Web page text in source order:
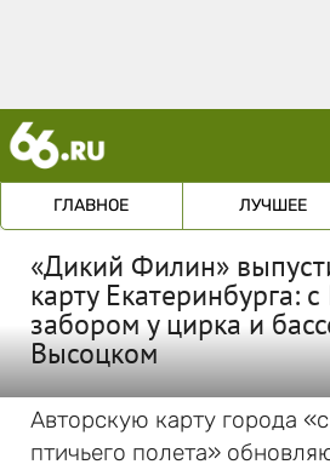
ГЛАВНОЕ ЛУЧШЕЕ
«Дикий Филин»
карту Екатеринбурга:
забором у цирка и
Высоцком
Авторскую карту города
птичьего полета»